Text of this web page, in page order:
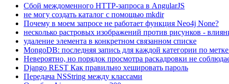
Сбой междоменного HTTP-запроса в AngularJS
не могу создать каталог с помощью mkdir
Почему в моем запросе не работает функция Neo4j None?
несколько растровых изображений против рисунков -
удаление элемента в конкретном связанном списке
MongoDB: последняя запись для каждой категории по
Невероятно, но порядок просмотра раскадровки не
Django REST Как правильно хешировать пароль
Передача NSString между классами